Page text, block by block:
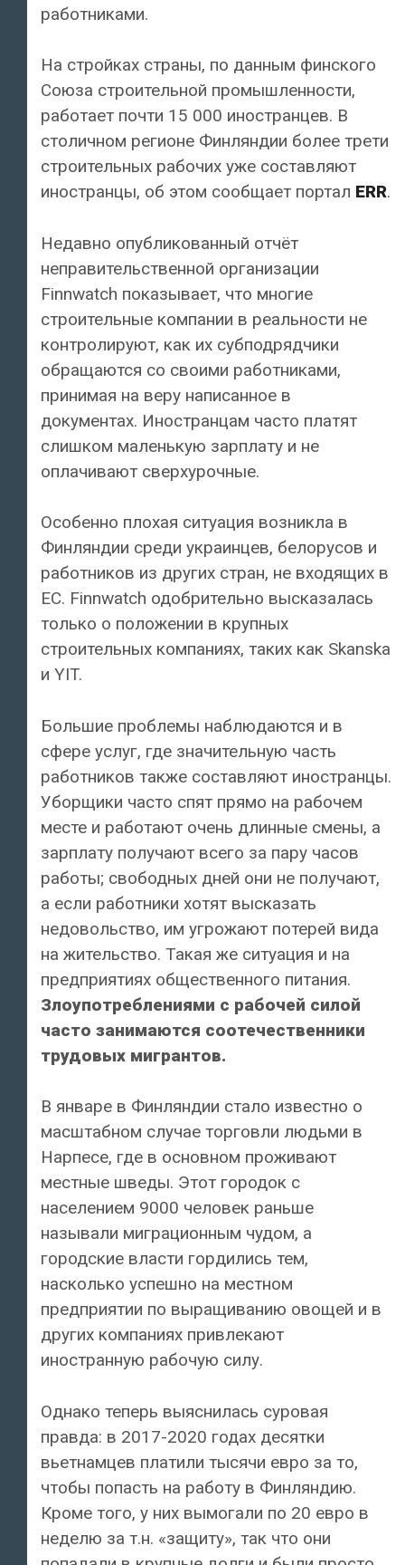
работниками.
На стройках страны, по данным финского
Союза строительной промышленности,
работает почти 15 000 иностранцев. В
столичном регионе Финляндии более трети
строительных рабочих уже составляют
иностранцы, об этом сообщает портал ERR.
Недавно опубликованный отчёт
неправительственной организации
Finnwatch показывает, что многие
строительные компании в реальности не
контролируют, как их субподрядчики
обращаются со своими работниками,
принимая на веру написанное в
документах. Иностранцам часто платят
слишком маленькую зарплату и не
оплачивают сверхурочные.
Особенно плохая ситуация возникла в
Финляндии среди украинцев, белорусов и
работников из других стран, не входящих в
ЕС. Finnwatch одобрительно высказалась
только о положении в крупных
строительных компаниях, таких как Skanska
и YIT.
Большие проблемы наблюдаются и в
сфере услуг, где значительную часть
работников также составляют иностранцы.
Уборщики часто спят прямо на рабочем
месте и работают очень длинные смены, а
зарплату получают всего за пару часов
работы; свободных дней они не получают,
а если работники хотят высказать
недовольство, им угрожают потерей вида
на жительство. Такая же ситуация и на
предприятиях общественного питания.
Злоупотреблениями с рабочей силой
часто занимаются соотечественники
трудовых мигрантов.
В январе в Финляндии стало известно о
масштабном случае торговли людьми в
Нарпесе, где в основном проживают
местные шведы. Этот городок с
населением 9000 человек раньше
называли миграционным чудом, а
городские власти гордились тем,
насколько успешно на местном
предприятии по выращиванию овощей и в
других компаниях привлекают
иностранную рабочую силу.
Однако теперь выяснилась суровая
правда: в 2017-2020 годах десятки
вьетнамцев платили тысячи евро за то,
чтобы попасть на работу в Финляндию.
Кроме того, у них вымогали по 20 евро в
неделю за т.н. «защиту», так что они